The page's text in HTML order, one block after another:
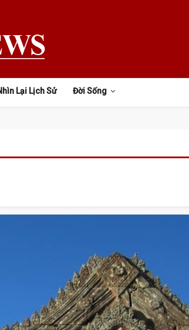
Lại Lịch Sử Đời Sống